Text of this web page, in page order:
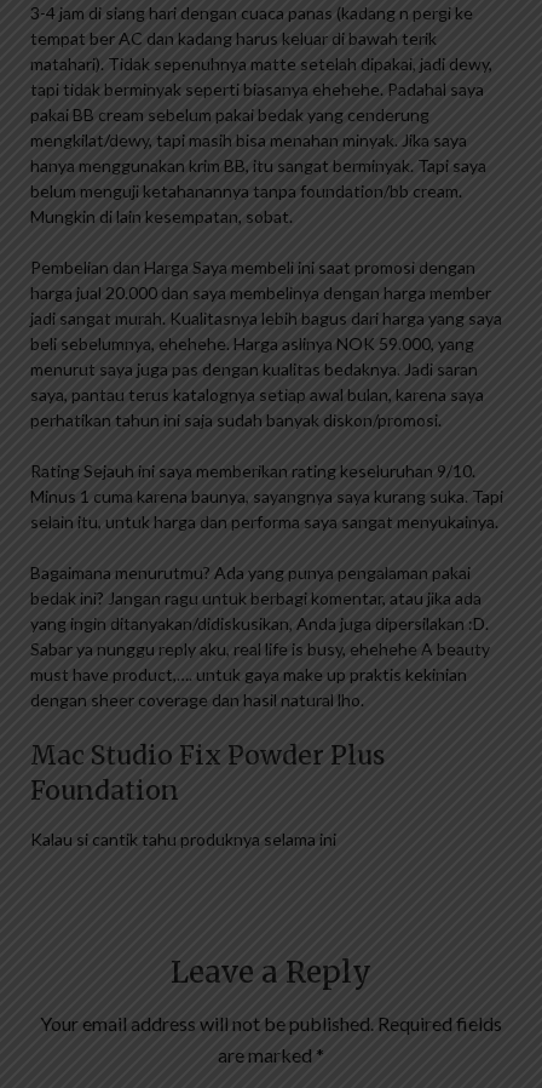
3-4 jam di siang hari dengan cuaca panas (kadang n pergi ke
tempat ber AC dan kadang harus keluar di bawah terik
matahari). Tidak sepenuhnya matte setelah dipakai, jadi dewy,
tapi tidak berminyak seperti biasanya ehehehe. Padahal saya
pakai BB cream sebelum pakai bedak yang cenderung
mengkilat/dewy, tapi masih bisa menahan minyak. Jika saya
hanya menggunakan krim BB, itu sangat berminyak. Tapi saya
belum menguji ketahanannya tanpa foundation/bb cream.
Mungkin di lain kesempatan, sobat.
Pembelian dan Harga Saya membeli ini saat promosi dengan
harga jual 20.000 dan saya membelinya dengan harga member
jadi sangat murah. Kualitasnya lebih bagus dari harga yang saya
beli sebelumnya, ehehehe. Harga aslinya NOK 59.000, yang
menurut saya juga pas dengan kualitas bedaknya. Jadi saran
saya, pantau terus katalognya setiap awal bulan, karena saya
perhatikan tahun ini saja sudah banyak diskon/promosi.
Rating Sejauh ini saya memberikan rating keseluruhan 9/10.
Minus 1 cuma karena baunya, sayangnya saya kurang suka. Tapi
selain itu, untuk harga dan performa saya sangat menyukainya.
Bagaimana menurutmu? Ada yang punya pengalaman pakai
bedak ini? Jangan ragu untuk berbagi komentar, atau jika ada
yang ingin ditanyakan/didiskusikan, Anda juga dipersilakan :D.
Sabar ya nunggu reply aku, real life is busy, ehehehe A beauty
must have product,…. untuk gaya make up praktis kekinian
dengan sheer coverage dan hasil natural lho.
Mac Studio Fix Powder Plus
Foundation
Kalau si cantik tahu produknya selama ini
Leave a Reply
Your email address will not be published. Required fields
are marked *